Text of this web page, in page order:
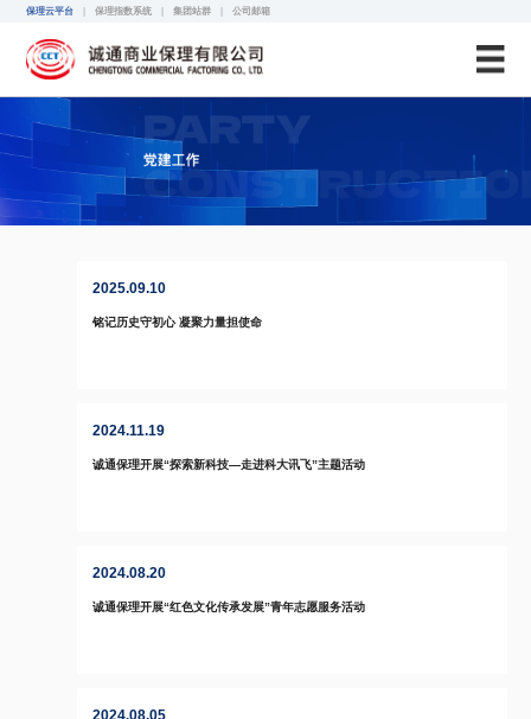
诚通保理
保理云平台 保理指数系统 集团站群 公司邮箱
2025.09.10
铭记历史守初心 凝聚力量担使命
2024.11.19
诚通保理开展“探索新科技—走进科大讯飞”主题活动
2024.08.20
诚通保理开展“红色文化传承发展”青年志愿服务活动
2024.08.05